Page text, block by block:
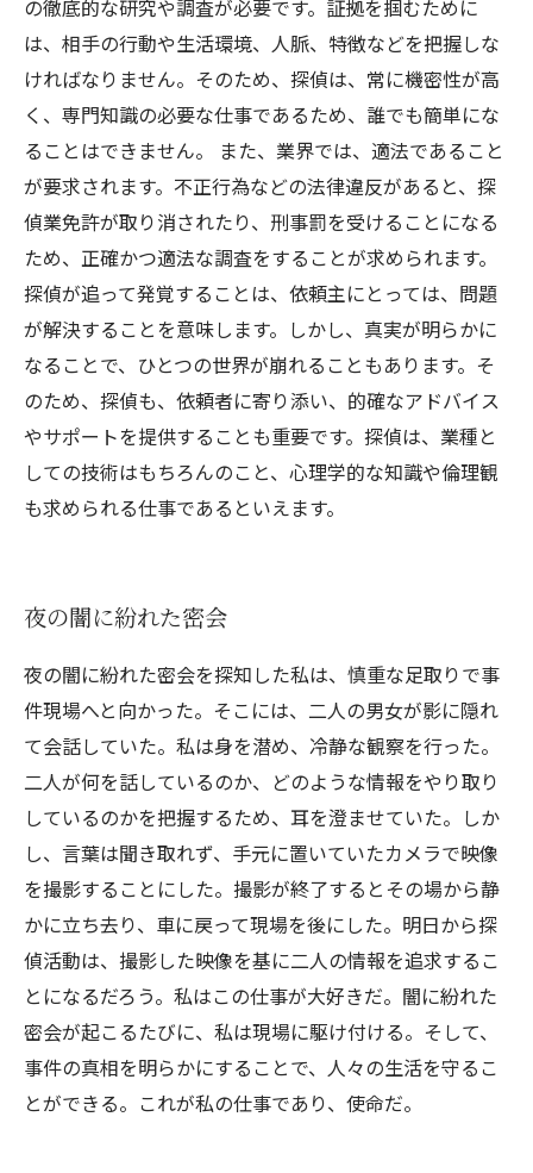
の徹底的な研究や調査が必要です。証拠を掴むために
は、相手の行動や生活環境、人脈、特徴などを把握しな
ければなりません。そのため、探偵は、常に機密性が高
く、専門知識の必要な仕事であるため、誰でも簡単にな
ることはできません。 また、業界では、適法であること
が要求されます。不正行為などの法律違反があると、探
偵業免許が取り消されたり、刑事罰を受けることになる
ため、正確かつ適法な調査をすることが求められます。
探偵が追って発覚することは、依頼主にとっては、問題
が解決することを意味します。しかし、真実が明らかに
なることで、ひとつの世界が崩れることもあります。そ
のため、探偵も、依頼者に寄り添い、的確なアドバイス
やサポートを提供することも重要です。探偵は、業種と
しての技術はもちろんのこと、心理学的な知識や倫理観
も求められる仕事であるといえます。
夜の闇に紛れた密会
夜の闇に紛れた密会を探知した私は、慎重な足取りで事
件現場へと向かった。そこには、二人の男女が影に隠れ
て会話していた。私は身を潜め、冷静な観察を行った。
二人が何を話しているのか、どのような情報をやり取り
しているのかを把握するため、耳を澄ませていた。しか
し、言葉は聞き取れず、手元に置いていたカメラで映像
を撮影することにした。撮影が終了するとその場から静
かに立ち去り、車に戻って現場を後にした。明日から探
偵活動は、撮影した映像を基に二人の情報を追求するこ
とになるだろう。私はこの仕事が大好きだ。闇に紛れた
密会が起こるたびに、私は現場に駆け付ける。そして、
事件の真相を明らかにすることで、人々の生活を守るこ
とができる。これが私の仕事であり、使命だ。